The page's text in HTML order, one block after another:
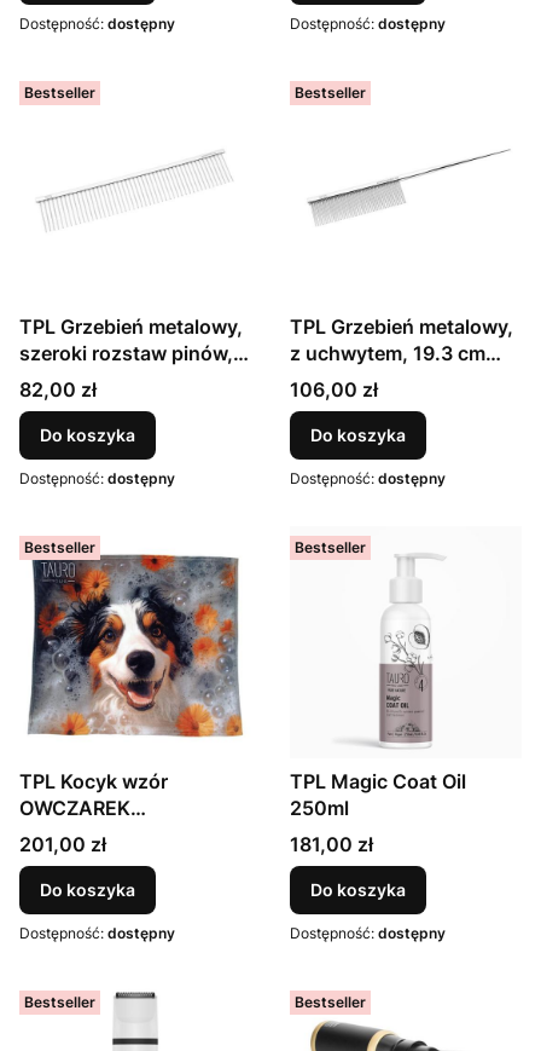
Dostępność: dostępny Dostępność: dostępny
Bestseller
TPL Grzebień metalowy,
szeroki rozstaw pinów,
24.5 cm żelazo + chrom
Cena
82,00 zł
Do koszyka
Dostępność: dostępny
Bestseller
TPL Grzebień metalowy,
z uchwytem, 19.3 cm
żelazo + chrom
Cena
106,00 zł
Do koszyka
Dostępność: dostępny
Bestseller
TPL Kocyk wzór
OWCZAREK
AUSTRALIJSKI, 127x152
cm
Cena
201,00 zł
Do koszyka
Dostępność: dostępny
Bestseller
TPL Magic Coat Oil
250ml
Cena
181,00 zł
Do koszyka
Dostępność: dostępny
Bestseller Bestseller